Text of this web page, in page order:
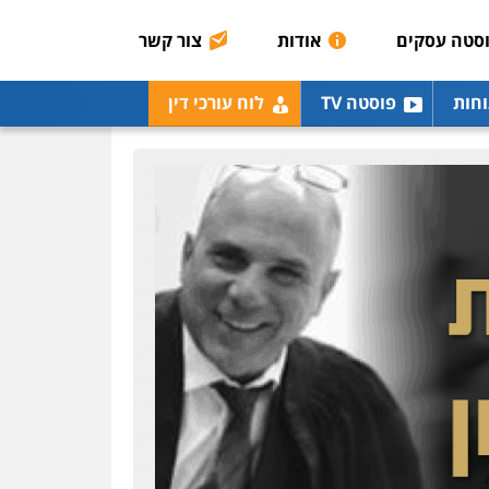
עסקים אודות צור קשר
פוסטה TV לוח עורכי דין
0507120031
עו"ד אייל אביטל
פלילי פשיעה חמורה
מעצרים וחקירות
0544712201
עו"ד בועז קניג
פלילי משפחה כלכלי
0507003001
ויקי שמואל – משרד עו"ד
משפט פלילי
0528959600